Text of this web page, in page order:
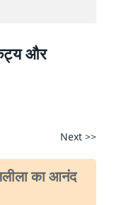
और
Next >>
का आनंद